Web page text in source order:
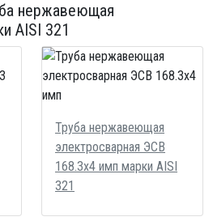
нержавеющая
AISI 321
Труба нержавеющая
электросварная ЭСВ
168.3х4 имп марки AISI
321